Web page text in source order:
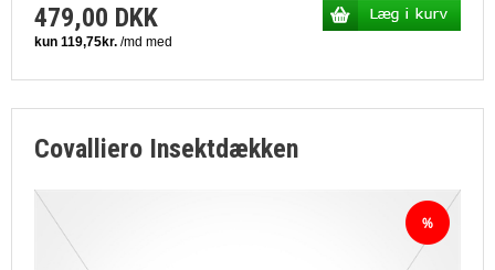
479,00 DKK
Covalliero Insektdækken